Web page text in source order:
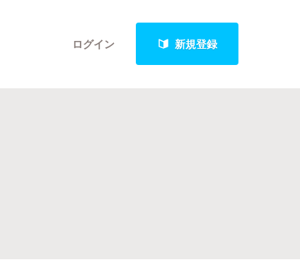
ログイン 新規登録